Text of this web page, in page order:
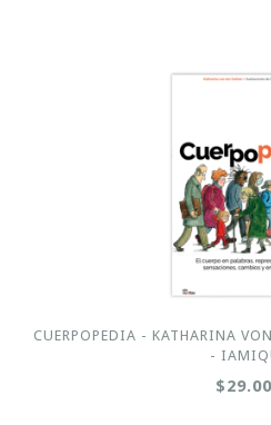
CUERPOPEDIA - KATHARINA
-